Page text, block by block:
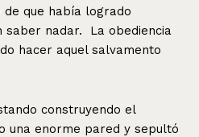
que había logrado
saber nadar. La obediencia
hacer aquel salvamento
construyendo el
una enorme pared y sepultó